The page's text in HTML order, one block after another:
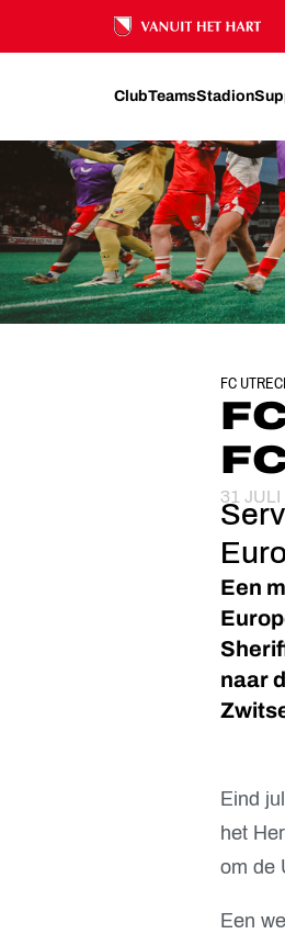
Ons nalatenschap
ClubTeamsStadion
FC
31 JULI
Een
naar
Eind
het
om de
Een